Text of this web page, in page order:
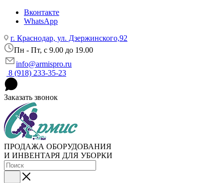
Вконтакте
WhatsApp
г. Краснодар, ул. Дзержинского,92
Пн - Пт, c 9.00 до 19.00
info@armispro.ru
8 (918) 233-35-23
Заказать звонок
ПРОДАЖА ОБОРУДОВАНИЯ
И ИНВЕНТАРЯ ДЛЯ УБОРКИ